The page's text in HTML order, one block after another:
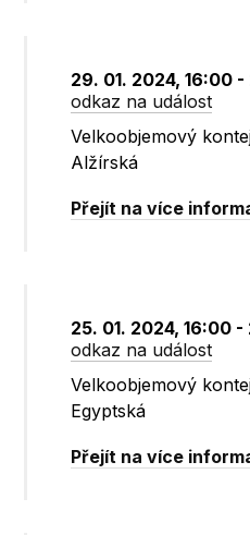
29. 01. 2024, 16:00
odkaz na událost
Velkoobjemový
Alžírská
Přejít na více
25. 01. 2024, 16:00
odkaz na událost
Velkoobjemový
Egyptská
Přejít na více